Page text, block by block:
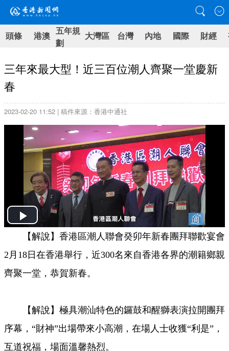
頭條 港澳 五年規
劃
大灣區 台灣 內地 國際 財經
三年來最大型！近三百位潮人齊聚一堂慶新
春
2023-02-20 11:52 | 稿件來源：香港中通社
Play
Video
【解說】香港區潮人聯會癸卯年新春團拜聯歡宴會
2月18日在香港舉行，近300名來自香港各界的潮籍鄉親
齊聚一堂，恭賀新春。
【解說】極具潮汕特色的鑼鼓和醒獅表演拉開團拜
序幕，“財神”出場帶來小高潮，在場人士收獲“利是”，
互道祝福，場面溫馨熱烈。